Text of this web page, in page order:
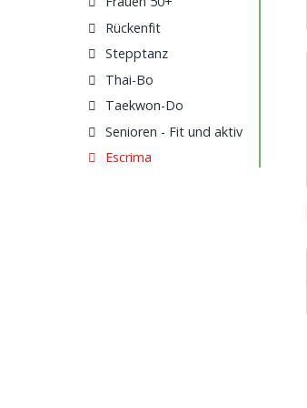
Rückenfit
Stepptanz
Thai-Bo
Taekwon-Do
Senioren - Fit und aktiv
Escrima